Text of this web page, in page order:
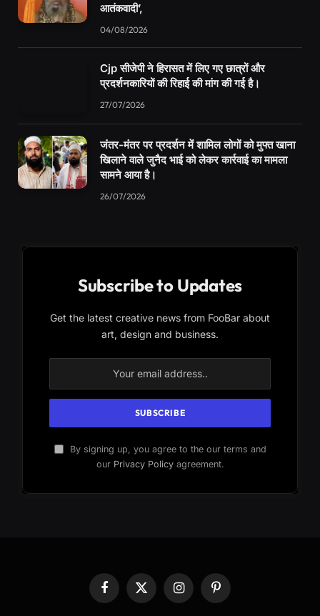
आतंकवादी’,
04/08/2026
Cjp सीजेपी ने हिरासत में लिए गए छात्रों और
प्रदर्शनकारियों की रिहाई की मांग की गई है।
27/07/2026
जंतर-मंतर पर प्रदर्शन में शामिल लोगों को मुफ्त खाना
खिलाने वाले जुनैद भाई को लेकर कार्रवाई का मामला
सामने आया है।
26/07/2026
Subscribe to Updates
Get the latest creative news from FooBar about
art, design and business.
By signing up, you agree to the our terms and
our Privacy Policyagreement.
Facebook
X
(Twitter)
InstagramPinterest